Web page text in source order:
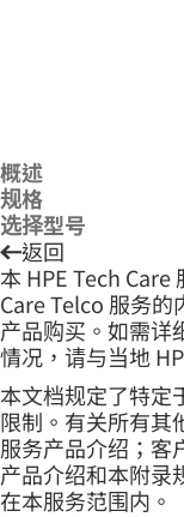
概述
规格
选择型号
返回
本 HPE Tech Care
Care Telco 服务的
产品购买。如需详
情况，请与当地
本文档规定了特定
限制。有关所有其
服务产品介绍；客
产品介绍和本附录
在本服务范围内。